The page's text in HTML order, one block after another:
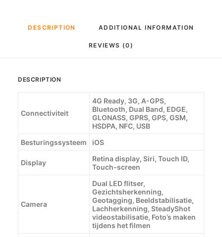
DESCRIPTION ADDITIONAL INFORMATION
REVIEWS (0)
DESCRIPTION
Connectiviteit
4G Ready, 3G, A-GPS,
Bluetooth, Dual Band, EDGE,
GLONASS, GPRS, GPS, GSM,
HSDPA, NFC, USB
Besturingssysteem
iOS
Display
Retina display, Siri, Touch ID,
Touch-screen
Camera
Dual LED flitser,
Gezichtsherkenning,
Geotagging, Beeldstabilisatie,
Lachherkenning, SteadyShot
videostabilisatie, Foto’s maken
tijdens het filmen